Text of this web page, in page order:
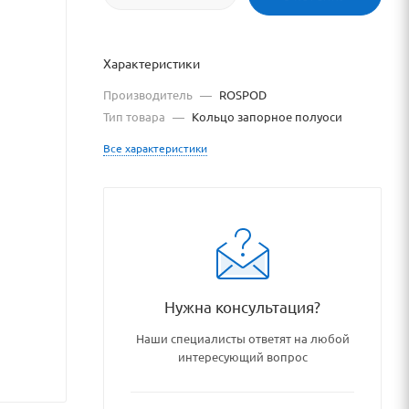
Характеристики
Производитель — ROSPOD
Тип товара — Кольцо запорное полуоси
Все характеристики
Нужна консультация?
Наши специалисты ответят на любой
интересующий вопрос